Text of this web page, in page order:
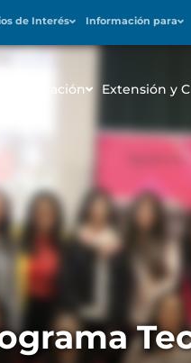
de Interés Información para
Investigación Extensión y